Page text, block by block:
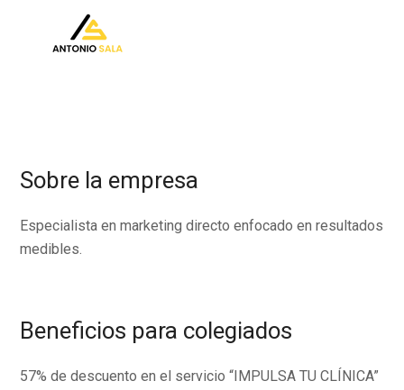
Sobre la empresa
Especialista en marketing directo enfocado en resultados
medibles.
Beneficios para colegiados
57% de descuento en el servicio “IMPULSA TU CLÍNICA”